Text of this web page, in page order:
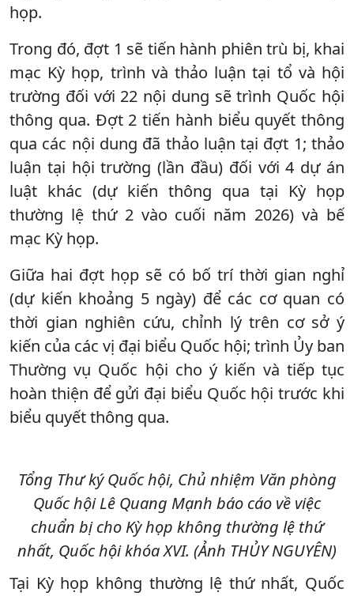
họp.
Trong đó, đợt 1 sẽ tiến hành phiên trù bị, khai
mạc Kỳ họp, trình và thảo luận tại tổ và hội
trường đối với 22 nội dung sẽ trình Quốc hội
thông qua. Đợt 2 tiến hành biểu quyết thông
qua các nội dung đã thảo luận tại đợt 1; thảo
luận tại hội trường (lần đầu) đối với 4 dự án
luật khác (dự kiến thông qua tại Kỳ họp
thường lệ thứ 2 vào cuối năm 2026) và bế
mạc Kỳ họp.
Giữa hai đợt họp sẽ có bố trí thời gian nghỉ
(dự kiến khoảng 5 ngày) để các cơ quan có
thời gian nghiên cứu, chỉnh lý trên cơ sở ý
kiến của các vị đại biểu Quốc hội; trình Ủy ban
Thường vụ Quốc hội cho ý kiến và tiếp tục
hoàn thiện để gửi đại biểu Quốc hội trước khi
biểu quyết thông qua.
Tổng Thư ký Quốc hội, Chủ nhiệm Văn phòng
Quốc hội Lê Quang Mạnh báo cáo về việc
chuẩn bị cho Kỳ họp không thường lệ thứ
nhất, Quốc hội khóa XVI. (Ảnh THỦY NGUYÊN)
Tại Kỳ họp không thường lệ thứ nhất, Quốc